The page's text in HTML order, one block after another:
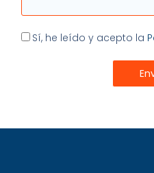
Aceptación
Sí, he leído y acepto la